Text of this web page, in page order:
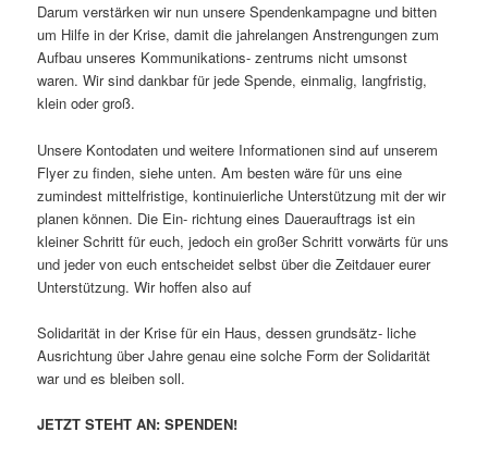
Darum verstärken wir nun unsere Spendenkampagne und bitten
um Hilfe in der Krise, damit die jahrelangen Anstrengungen zum
Aufbau unseres Kommunikations- zentrums nicht umsonst
waren. Wir sind dankbar für jede Spende, einmalig, langfristig,
klein oder groß.
Unsere Kontodaten und weitere Informationen sind auf unserem
Flyer zu finden, siehe unten. Am besten wäre für uns eine
zumindest mittelfristige, kontinuierliche Unterstützung mit der wir
planen können. Die Ein- richtung eines Dauerauftrags ist ein
kleiner Schritt für euch, jedoch ein großer Schritt vorwärts für uns
und jeder von euch entscheidet selbst über die Zeitdauer eurer
Unterstützung. Wir hoffen also auf
Solidarität in der Krise für ein Haus, dessen grundsätz- liche
Ausrichtung über Jahre genau eine solche Form der Solidarität
war und es bleiben soll.
JETZT STEHT AN: SPENDEN!